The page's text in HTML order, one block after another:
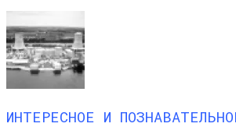
ИНТЕРЕСНОЕ И